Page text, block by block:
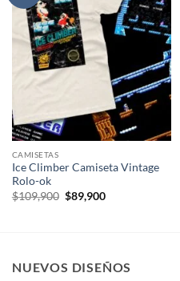
CAMISETAS
Ice Climber Camiseta Vintage
Rolo-ok
$109,900 El
precio
$89,900El
NUEVOS DISEÑOS